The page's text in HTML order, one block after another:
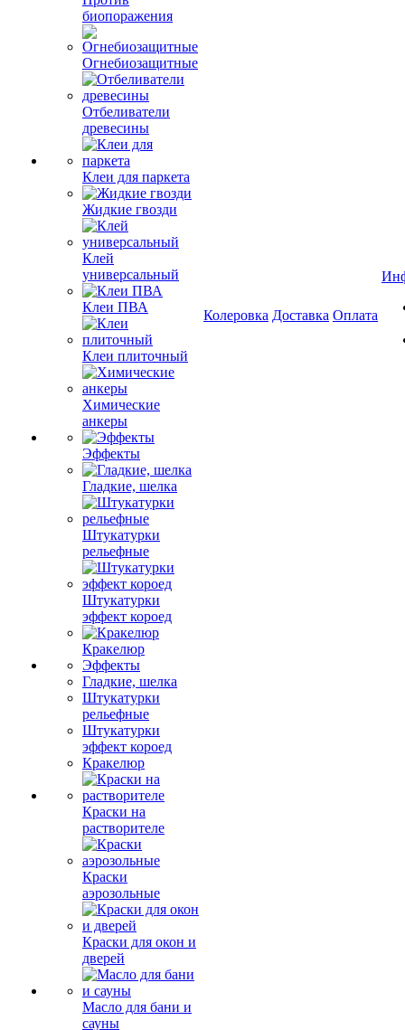
биопоражения
Огнебиозащитные
Отбеливатели
древесины
Клеи для паркета
Жидкие гвозди
Клей
универсальный
Клеи ПВА
Клеи плиточный
Химические
анкеры
Эффекты
Гладкие, шелка
Штукатурки
рельефные
Штукатурки
эффект короед
Кракелюр
Эффекты
Гладкие, шелка
Штукатурки
рельефные
Штукатурки
эффект короед
Кракелюр
Краски на
растворителе
Краски
аэрозольные
Краски для окон и
дверей
Масло для бани и
сауны
Колеровка Доставка Оплата